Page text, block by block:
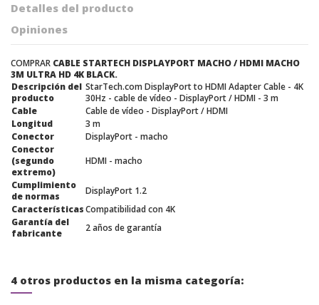
Detalles del producto
Opiniones
COMPRAR CABLE STARTECH DISPLAYPORT MACHO / HDMI MACHO
3M ULTRA HD 4K BLACK.
Descripción del
producto
StarTech.com DisplayPort to HDMI Adapter Cable - 4K
30Hz - cable de vídeo - DisplayPort / HDMI - 3 m
Cable
Cable de vídeo - DisplayPort / HDMI
Longitud
3 m
Conector
DisplayPort - macho
Conector
(segundo
extremo)
HDMI - macho
Cumplimiento
de normas
DisplayPort 1.2
CaracterísticasCompatibilidad con 4K
Garantía del
fabricante
2 años de garantía
4 otros productos en la misma categoría: